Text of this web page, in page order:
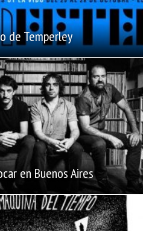
de Temperley
en Buenos Aires